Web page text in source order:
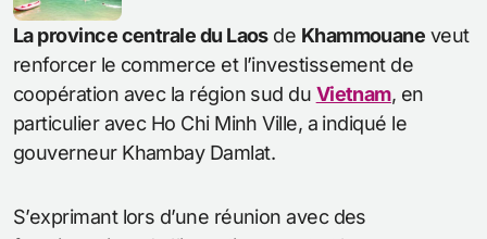
La province centrale du Laosde Khammouane veut
renforcer le commerce et l’investissement de
coopération avec la région sud du Vietnam, en
particulier avec Ho Chi Minh Ville, a indiqué le
gouverneur Khambay Damlat.
S’exprimant lors d’une réunion avec des